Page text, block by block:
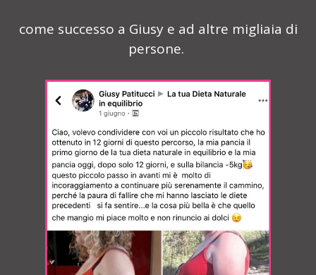
come successo a Giusy e ad altre migliaia di
persone.